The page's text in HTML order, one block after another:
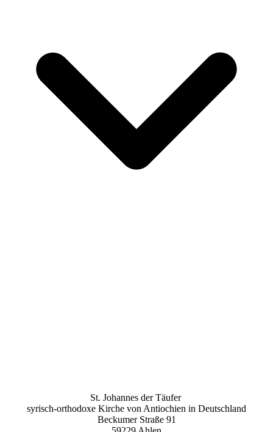
St. Johannes der Täufer
syrisch-orthodoxe Kirche von Antiochien in Deutschland
Beckumer Straße 91